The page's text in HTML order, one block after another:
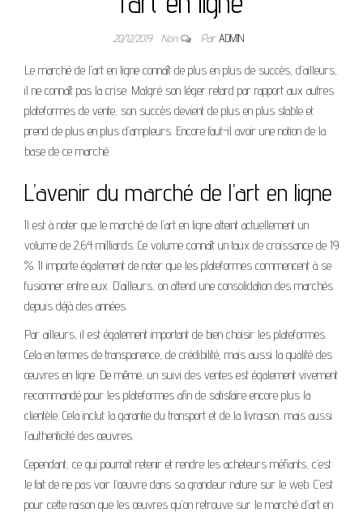
20/12/2019 Non ParADMIN
Le marché de l’art en ligne connaît de plus en plus de succès, d’ailleurs,
il ne connaît pas la crise. Malgré son léger retard par rapport aux autres
plateformes de vente, son succès devient de plus en plus stable et
prend de plus en plus d’ampleurs. Encore faut-il avoir une notion de la
base de ce marché.
L’avenir du marché de l’art en ligne
Il est à noter que le marché de l’art en ligne atteint actuellement un
volume de 2,64 milliards. Ce volume connaît un taux de croissance de 19
%. Il importe également de noter que les plateformes commencent à se
fusionner entre eux. D’ailleurs, on attend une consolidation des marchés
depuis déjà des années.
Par ailleurs, il est également important de bien choisir les plateformes.
Cela en termes de transparence, de crédibilité, mais aussi la qualité des
œuvres en ligne. De même, un suivi des ventes est également vivement
recommandé pour les plateformes afin de satisfaire encore plus la
clientèle. Cela inclut la garantie du transport et de la livraison, mais aussi
l’authenticité des œuvres.
Cependant, ce qui pourrait retenir et rendre les acheteurs méfiants, c’est
le fait de ne pas voir l’œuvre dans sa grandeur nature sur le web. C’est
pour cette raison que les œuvres qu’on retrouve sur le marché d’art en